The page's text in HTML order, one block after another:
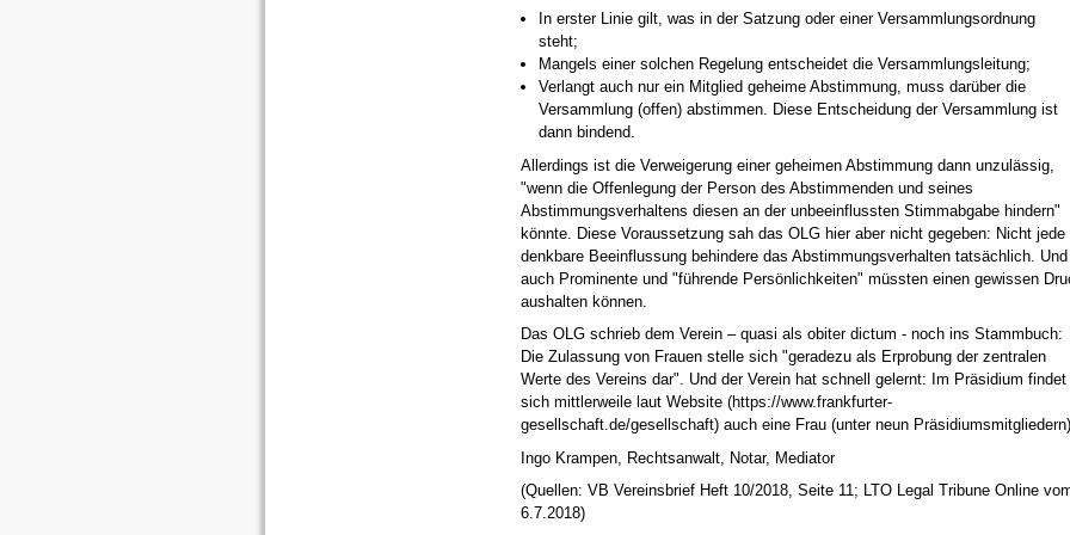
In erster Linie gilt, was in der Satzung oder einer Versammlungsordnung
steht;
Mangels einer solchen Regelung entscheidet die Versammlungsleitung;
Verlangt auch nur ein Mitglied geheime Abstimmung, muss darüber die
Versammlung (offen) abstimmen. Diese Entscheidung der Versammlung ist
dann bindend.
Allerdings ist die Verweigerung einer geheimen Abstimmung dann unzulässig,
"wenn die Offenlegung der Person des Abstimmenden und seines
Abstimmungsverhaltens diesen an der unbeeinflussten Stimmabgabe hindern"
könnte. Diese Voraussetzung sah das OLG hier aber nicht gegeben: Nicht jede
denkbare Beeinflussung behindere das Abstimmungsverhalten tatsächlich. Und
auch Prominente und "führende Persönlichkeiten" müssten einen gewissen
aushalten können.
Das OLG schrieb dem Verein – quasi als obiter dictum - noch ins Stammbuch:
Die Zulassung von Frauen stelle sich "geradezu als Erprobung der zentralen
Werte des Vereins dar". Und der Verein hat schnell gelernt: Im Präsidium findet
sich mittlerweile laut Website (https://www.frankfurter-
gesellschaft.de/gesellschaft) auch eine Frau (unter neun
Ingo Krampen, Rechtsanwalt, Notar, Mediator
(Quellen: VB Vereinsbrief Heft 10/2018, Seite 11; LTO Legal Tribune Online
6.7.2018)